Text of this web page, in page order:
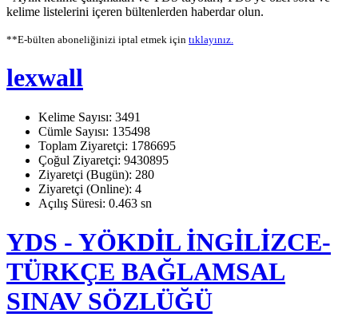
kelime listelerini içeren bültenlerden haberdar olun.
**E-bülten aboneliğinizi iptal etmek için tıklayınız.
lexwall
Kelime Sayısı: 3491
Cümle Sayısı: 135498
Toplam Ziyaretçi: 1786695
Çoğul Ziyaretçi: 9430895
Ziyaretçi (Bugün): 280
Ziyaretçi (Online): 4
Açılış Süresi: 0.463 sn
YDS - YÖKDİL İNGİLİZCE-
TÜRKÇE BAĞLAMSAL
SINAV SÖZLÜĞÜ